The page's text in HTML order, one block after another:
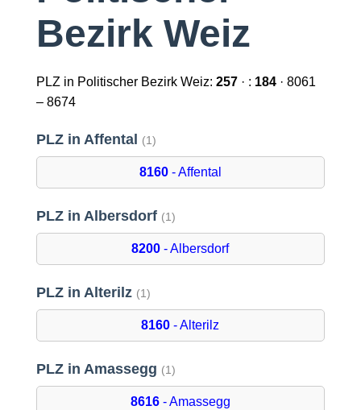
Bezirk Weiz
PLZ in Politischer Bezirk Weiz: 257· : 184· 8061
– 8674
PLZ in Affental (1)
8160- Affental
PLZ in Albersdorf (1)
8200 - Albersdorf
PLZ in Alterilz (1)
8160 - Alterilz
PLZ in Amassegg (1)
8616- Amassegg